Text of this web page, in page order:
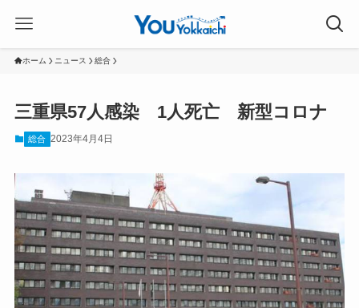
ホーム ニュース 総合
三重県57人感染 1人死亡 新型コロナ
総合 2023年4月4日